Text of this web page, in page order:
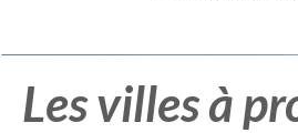
Les villes à